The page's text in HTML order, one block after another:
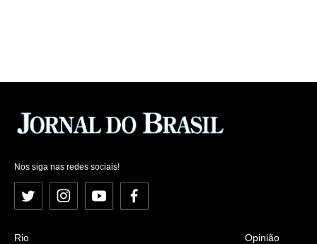
Nos siga nas redes sociais!
Twitter InstagramYouTubeFacebook
Rio
Opinião